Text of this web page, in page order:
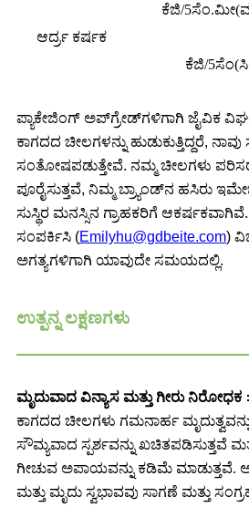
ಆರ್ದ್ರ ಕರ್ಷಕ
ಕೆಜಿ/
ಕೆಜಿ/
ಪ್ಯಾಕೇಜಿಂಗ್ ಅಪ್‌ಗ್ರೇಡ್‌ಗಳಿಗಾಗಿ ಜೈವಿಕ
ಕಾಗದದ ಚೀಲಗಳನ್ನು ಹುಡುಕುತ್ತಿದ್ದರೆ,
ಸಂತೋಷಪಡುತ್ತೇವೆ. ನಮ್ಮ ಚೀಲಗಳು
ಪೂರೈಸುತ್ತವೆ, ನಿಮ್ಮ ಬ್ರ್ಯಾಂಡ್‌ನ ಹಸಿರು
ಸುಸ್ಥಿರ ಮನಸ್ಸಿನ ಗ್ರಾಹಕರಿಗೆ
ಸಂಪರ್ಕಿಸಿ (Emilyhu@gdbeite.com)
ಅಗತ್ಯಗಳಿಗಾಗಿ ಯಾವುದೇ ಸಮಯದಲ್ಲಿ.
ಉತ್ಪನ್ನ ಲಕ್ಷಣಗಳು
ಮೃದುವಾದ ವಿನ್ಯಾಸ ಮತ್ತು ಗೀರು ನಿರೋಧಕ
ಕಾಗದದ ಚೀಲಗಳು ಗಮನಾರ್ಹ
ಸೌಮ್ಯವಾದ ಸ್ಪರ್ಶವನ್ನು ಖಚಿತಪಡಿಸುತ್ತವೆ
ಗೀಚುವ ಅಪಾಯವನ್ನು ಕಡಿಮೆ ಮಾಡುತ್ತವೆ.
ಮತ್ತು ಮೃದು ಸ್ವಭಾವವು ಸಾಗಣೆ ಮತ್ತು